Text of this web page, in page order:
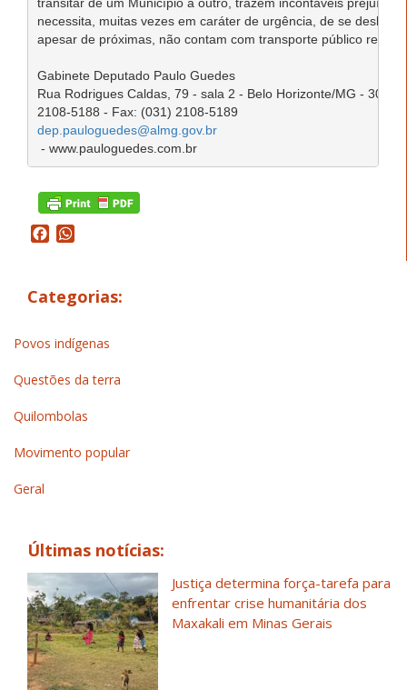
transitar de um Município a outro, trazem incontáveis prejuízos
necessita, muitas vezes em caráter de urgência, de se
apesar de próximas, não contam com transporte público
Gabinete Deputado Paulo Guedes
Rua Rodrigues Caldas, 79 - sala 2 - Belo Horizonte/MG -
dep.pauloguedes@almg.gov.br
- www.pauloguedes.com.br
Facebook
Categorias:
Povos indígenas
Questões da terra
Quilombolas
Movimento popular
Geral
Últimas notícias:
Justiça determina força-tarefa para
enfrentar crise humanitária dos
Maxakali em Minas Gerais